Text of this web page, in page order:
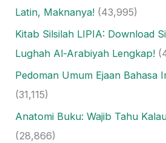
Latin, Maknanya! (43,995)
Kitab Silsilah LIPIA: Download
Lughah Al-Arabiyah Lengkap!
Pedoman Umum Ejaan Bahasa
(31,115)
Anatomi Buku: Wajib Tahu
(28,866)